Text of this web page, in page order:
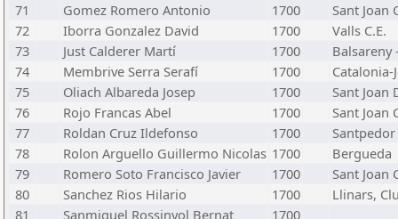
71
Gomez Romero Antonio 1700
Sant Joan
72
Iborra Gonzalez David 1700
Valls C.E.
73
Just Calderer Martí 1700
Balsareny
74
Membrive Serra Serafí 1700
Catalonia-
75
Oliach Albareda Josep 1700
Sant Joan
76
Rojo Francas Abel 1700
Sant Joan
77
Roldan Cruz Ildefonso 1700
Santpedor
78
Rolon Arguello Guillermo Nicolas 1700
Bergueda
79
Romero Soto Francisco Javier 1700
Sant Joan
80
Sanchez Rios Hilario 1700
Llinars,
81
Sanmiquel Rossinyol Bernat
1700